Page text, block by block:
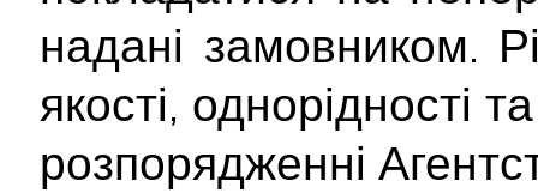
надані замовником.
якості, однорідності
розпорядженні